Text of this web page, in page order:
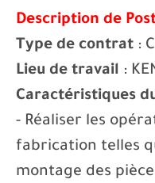
Description de
Type de contrat :
Lieu de travail :
Caractéristiques
- Réaliser les
fabrication telles
montage des